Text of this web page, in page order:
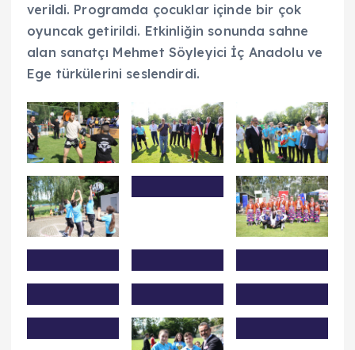
verildi. Programda çocuklar içinde bir çok
oyuncak getirildi. Etkinliğin sonunda sahne
alan sanatçı Mehmet Söyleyici İç Anadolu ve
Ege türkülerini seslendirdi.